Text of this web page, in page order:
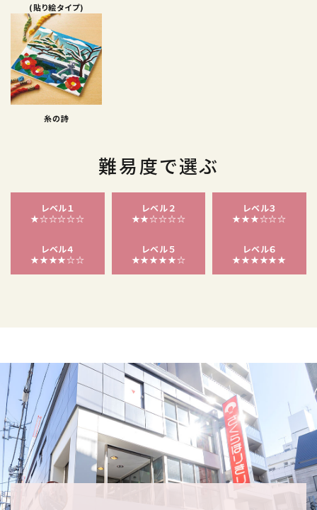
(貼り絵タイプ)
糸の詩
難易度で選ぶ
レベル１
★☆☆☆☆☆
レベル２
★★☆☆☆☆
レベル３
★★★☆☆☆
レベル４
★★★★☆☆
レベル５
★★★★★☆
レベル６
★★★★★★